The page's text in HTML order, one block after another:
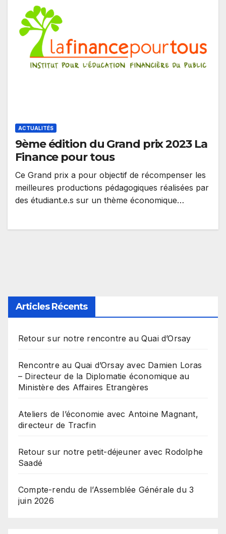
ACTUALITÉS
9ème édition du Grand prix 2023 La
Finance pour tous
Ce Grand prix a pour objectif de récompenser les
meilleures productions pédagogiques réalisées par
des étudiant.e.s sur un thème économique…
Articles Récents
Retour sur notre rencontre au Quai d’Orsay
Rencontre au Quai d’Orsay avec Damien Loras
– Directeur de la Diplomatie économique au
Ministère des Affaires Etrangères
Ateliers de l’économie avec Antoine Magnant,
directeur de Tracfin
Retour sur notre petit-déjeuner avec Rodolphe
Saadé
Compte-rendu de l’Assemblée Générale du 3
juin 2026